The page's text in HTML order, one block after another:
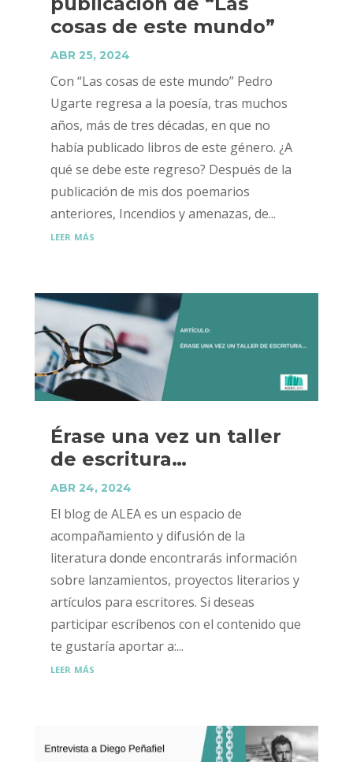
cosas de este mundo”
ABR 25, 2024
Con “Las cosas de este mundo” Pedro
Ugarte regresa a la poesía, tras muchos
años, más de tres décadas, en que no
había publicado libros de este género. ¿A
qué se debe este regreso? Después de la
publicación de mis dos poemarios
anteriores, Incendios y amenazas, de...
leer más
Érase una vez un taller
de escritura…
ABR 24, 2024
El blog de ALEA es un espacio de
acompañamiento y difusión de la
literatura donde encontrarás información
sobre lanzamientos, proyectos literarios y
artículos para escritores. Si deseas
participar escríbenos con el contenido que
te gustaría aportar a:...
leer más